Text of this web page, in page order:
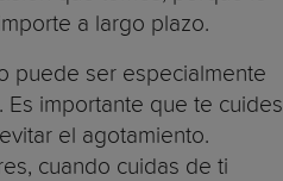
a largo plazo.
puede ser especialmente
Es importante que te cuides
el agotamiento.
cuando cuidas de ti